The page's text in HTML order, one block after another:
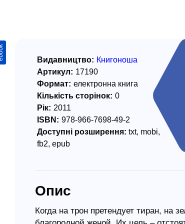
мовами
видання
традиції
Церкви
/ Харчування
Видавництво: Книгоноша
Артикул: 17190
Формат: електронна книга
Кількість сторінок: 0
Рік: 2011
ISBN: 978-966-7698-49-2
Доступні розширення: txt, mobi,
fb2, epub
Опис
Когда на трон претендует тиран, на